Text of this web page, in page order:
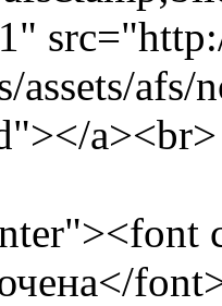
assets/
a><br>